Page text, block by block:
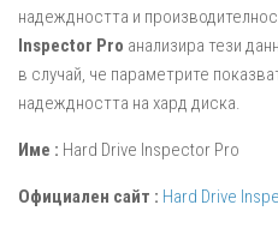
надеждността и
Inspector Pro анализира тези
в случай, че параметрите
надеждността на хард диска.
Име : Hard Drive Inspector Pro
Официален сайт : Hard Drive